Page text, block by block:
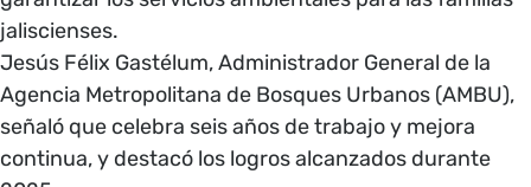
jaliscienses.
Jesús Félix Gastélum, Administrador General de la
Agencia Metropolitana de Bosques Urbanos (AMBU),
señaló que celebra seis años de trabajo y mejora
continua, y destacó los logros alcanzados durante